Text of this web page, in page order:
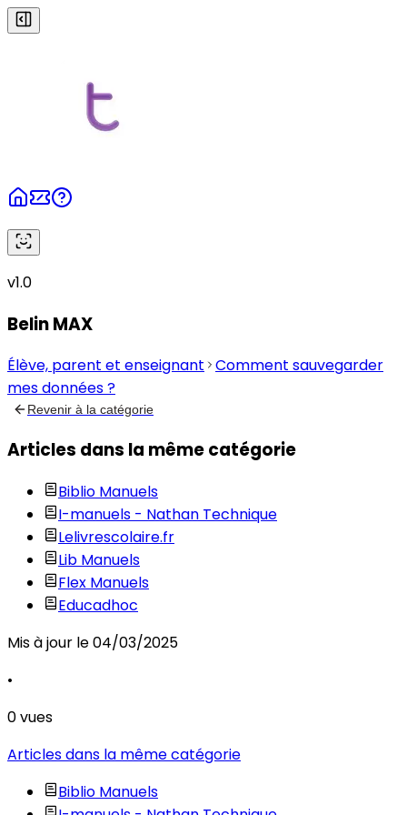
v1.0
Belin MAX
Élève, parent et enseignant Comment sauvegarder
mes données ?
Revenir à la catégorie
Articles dans la même catégorie
Biblio Manuels
I-manuels - Nathan Technique
Lelivrescolaire.fr
Lib Manuels
Flex Manuels
Educadhoc
Mis à jour le04/03/2025
•
0vues
Articles dans la même catégorie
Biblio Manuels